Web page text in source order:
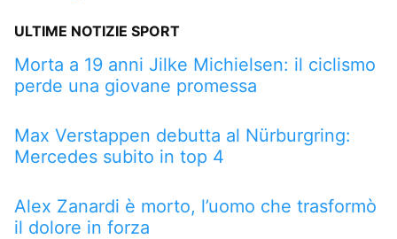
ULTIME NOTIZIE SPORT
Morta a 19 anni Jilke Michielsen: il ciclismo
perde una giovane promessa
Max Verstappen debutta al Nürburgring:
Mercedes subito in top 4
Alex Zanardi è morto, l’uomo che trasformò
il dolore in forza